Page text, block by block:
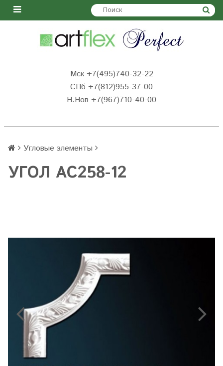
Мск +7(495)740-32-22
СПб +7(812)955-37-00
Н.Нов +7(967)710-40-00
Угловые элементы
УГОЛ AC258-12